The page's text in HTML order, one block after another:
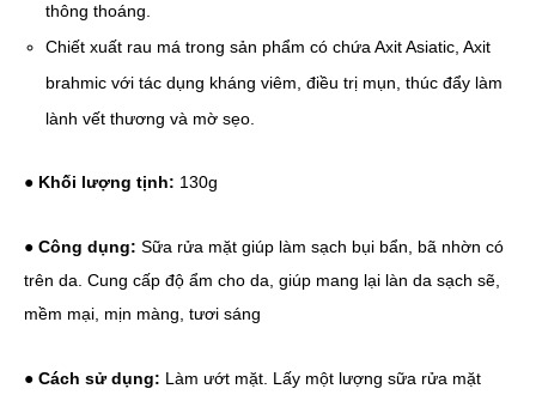
thông thoáng.
Chiết xuất rau má trong sản phẩm có chứa Axit Asiatic, Axit
brahmic với tác dụng kháng viêm, điều trị mụn, thúc đẩy làm
lành vết thương và mờ sẹo.
● Khối lượng tịnh: 130g
● Công dụng: Sữa rửa mặt giúp làm sạch bụi bẩn, bã nhờn có
trên da. Cung cấp độ ẩm cho da, giúp mang lại làn da sạch sẽ,
mềm mại, mịn màng, tươi sáng
● Cách sử dụng: Làm ướt mặt. Lấy một lượng sữa rửa mặt